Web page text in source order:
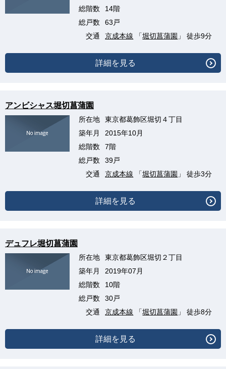
総階数
14階
総戸数
63戸
交通
京成本線 「堀切菖蒲園 」 徒歩9分
詳細を見る
アンビシャス堀切菖蒲園
所在地
東京都葛飾区堀切４丁目
築年月
2015年10月
総階数
7階
総戸数
39戸
交通
京成本線 「堀切菖蒲園 」 徒歩3分
詳細を見る
デュフレ堀切菖蒲園
所在地
東京都葛飾区堀切２丁目
築年月
2019年07月
総階数
10階
総戸数
30戸
交通
京成本線 「堀切菖蒲園 」 徒歩8分
詳細を見る